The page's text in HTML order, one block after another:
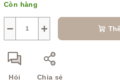
đo
lường:
Còn hàng
+
−
Hỏi Chia sẻ